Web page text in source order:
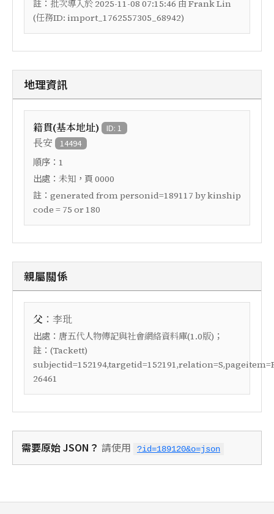
註： 批次導入於 2025-11-08 07:15:46 由 Frank Lin
(任務ID: import_1762557305_68942)
地理資訊
籍貫(基本地址) ID: 1
長安 14494
順序： 1
出處： 未知 ，頁 0000
註： generated from personid=189117 by kinship
code = 75 or 180
親屬關係
父 ： 李玭
出處： 唐五代人物傳記與社會網絡資料庫(1.0版) ；
註： (Tackett)
26461
需要原始 JSON？ 請使用 ?id=189120&o=json